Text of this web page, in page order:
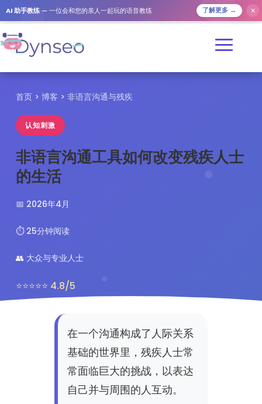
AI 助手教练 — 一位会和您的亲人一起玩的语音教练 了解更多 → ✕
首页 > 博客 > 非语言沟通与残疾
认知刺激
非语言沟通工具如何改变残疾人士
的生活
📅 2026年4月
⏱️ 25分钟阅读
👥 大众与专业人士
⭐⭐⭐⭐⭐ 4.8/5
在一个沟通构成了人际关系
基础的世界里，残疾人士常
常面临巨大的挑战，以表达
自己并与周围的人互动。